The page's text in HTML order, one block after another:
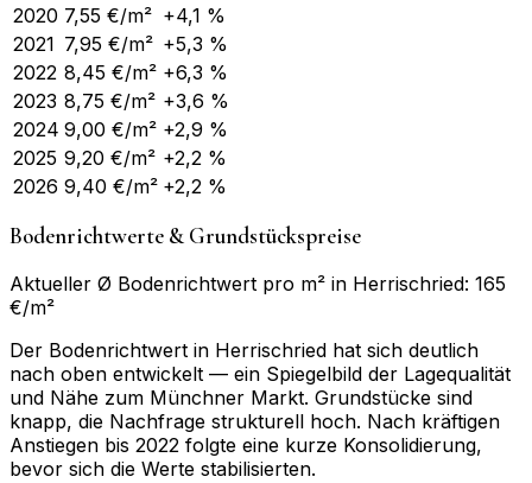
2020 7,55 €/m² +4,1 %
2021 7,95 €/m² +5,3 %
2022 8,45 €/m² +6,3 %
2023 8,75 €/m² +3,6 %
2024 9,00 €/m² +2,9 %
2025 9,20 €/m² +2,2 %
2026 9,40 €/m² +2,2 %
Bodenrichtwerte & Grundstückspreise
Aktueller Ø Bodenrichtwert pro m² in Herrischried: 165
€/m²
Der Bodenrichtwert in Herrischried hat sich deutlich
nach oben entwickelt — ein Spiegelbild der Lagequalität
und Nähe zum Münchner Markt. Grundstücke sind
knapp, die Nachfrage strukturell hoch. Nach kräftigen
Anstiegen bis 2022 folgte eine kurze Konsolidierung,
bevor sich die Werte stabilisierten.